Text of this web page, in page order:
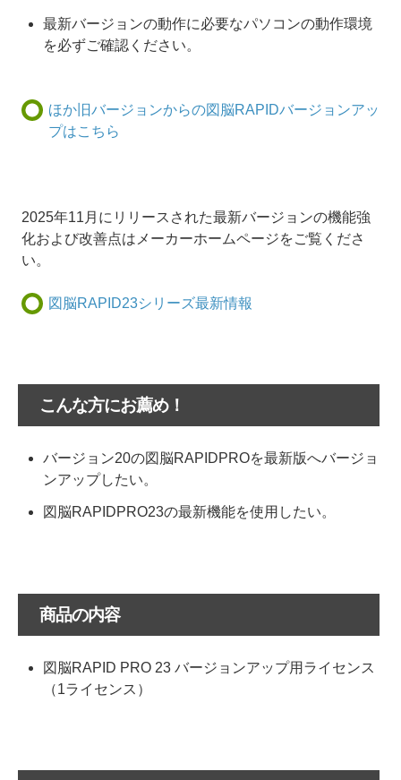
最新バージョンの動作に必要なパソコンの動作環境
を必ずご確認ください。
ほか旧バージョンからの図脳RAPIDバージョンアッ
プはこちら
2025年11月にリリースされた最新バージョンの機能強
化および改善点はメーカーホームページをご覧くださ
い。
図脳RAPID23シリーズ最新情報
こんな方にお薦め！
バージョン20の図脳RAPIDPROを最新版へバージョ
ンアップしたい。
図脳RAPIDPRO23の最新機能を使用したい。
商品の内容
図脳RAPID PRO 23 バージョンアップ用ライセンス
（1ライセンス）